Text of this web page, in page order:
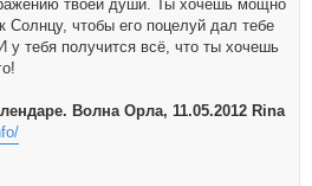
твоей души. Ты хочешь мощно
Солнцу, чтобы его поцелуй дал тебе
тебя получится всё, что ты хочешь
Волна Орла, 11.05.2012 Rina